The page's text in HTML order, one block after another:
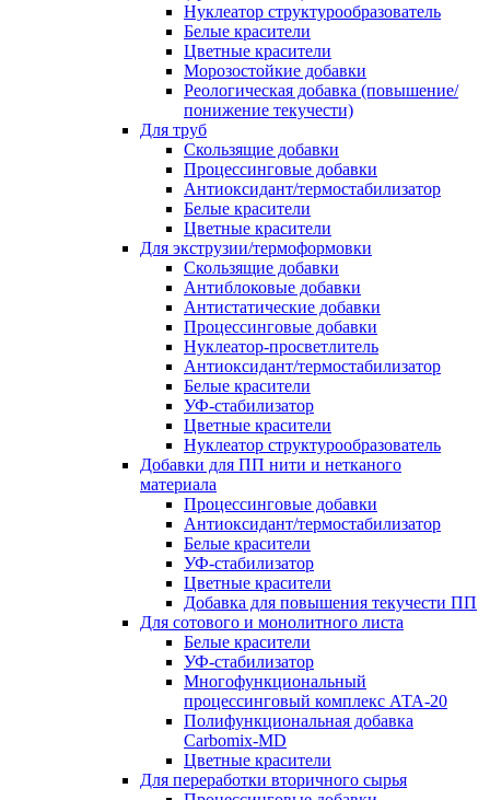
Нуклеатор структурообразователь
Белые красители
Цветные красители
Морозостойкие добавки
Реологическая добавка (повышение/
понижение текучести)
Для труб
Скользящие добавки
Процессинговые добавки
Антиоксидант/термостабилизатор
Белые красители
Цветные красители
Для экструзии/термоформовки
Скользящие добавки
Антиблоковые добавки
Антистатические добавки
Процессинговые добавки
Нуклеатор-просветлитель
Антиоксидант/термостабилизатор
Белые красители
УФ-стабилизатор
Цветные красители
Нуклеатор структурообразователь
Добавки для ПП нити и нетканого
материала
Процессинговые добавки
Антиоксидант/термостабилизатор
Белые красители
УФ-стабилизатор
Цветные красители
Добавка для повышения текучести ПП
Для сотового и монолитного листа
Белые красители
УФ-стабилизатор
Многофункциональный
процессинговый комплекс АТА-20
Полифункциональная добавка
Carbomix-MD
Цветные красители
Для переработки вторичного сырья